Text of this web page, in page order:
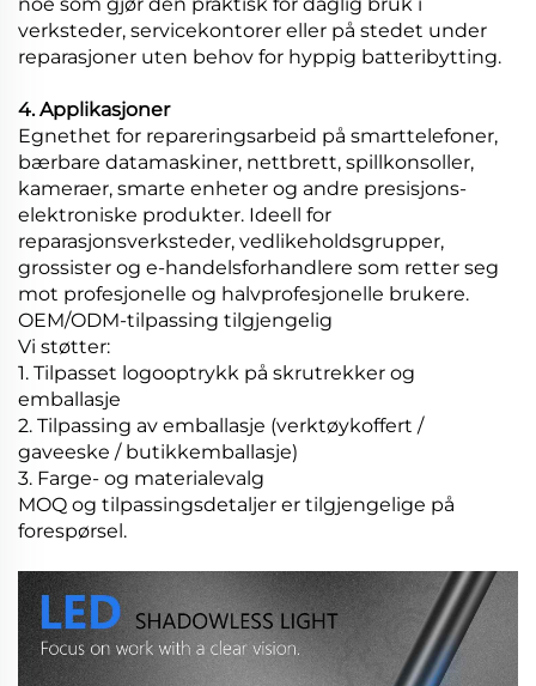
verksteder, servicekontorer eller på stedet under
reparasjoner uten behov for hyppig batteribytting.
4. Applikasjoner
Egnethet for repareringsarbeid på smarttelefoner,
bærbare datamaskiner, nettbrett, spillkonsoller,
kameraer, smarte enheter og andre presisjons-
elektroniske produkter. Ideell for
reparasjonsverksteder, vedlikeholdsgrupper,
grossister og e-handelsforhandlere som retter seg
mot profesjonelle og halvprofesjonelle brukere.
OEM/ODM-tilpassing tilgjengelig
Vi støtter:
1. Tilpasset logooptrykk på skrutrekker og
emballasje
2. Tilpassing av emballasje (verktøykoffert /
gaveeske / butikkemballasje)
3. Farge- og materialevalg
MOQ og tilpassingsdetaljer er tilgjengelige på
forespørsel.